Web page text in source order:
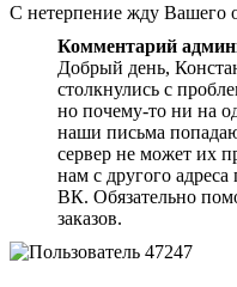
С нетерпение жду Вашего
Комментарий
Добрый день,
столкнулись с
но почему-то ни на
наши письма
сервер не может их
нам с другого
ВК. Обязательно
заказов.